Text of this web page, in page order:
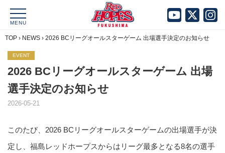
MENU
TOP › NEWS › 2026 BCリーグオールスターゲーム 出場選手決定のお知らせ
EVENT
2026 BCリーグオールスターゲーム 出場
選手決定のお知らせ
2026-05-21
このたび、2026 BCリーグオールスターゲームの出場選手が決
定し、福島レッドホープスからはリーグ最多となる8名の選手